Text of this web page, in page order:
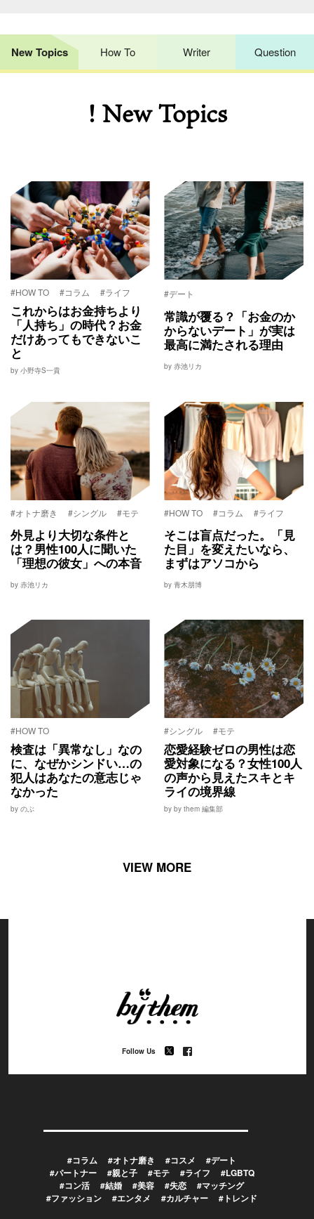
New Topics How To Writer Question
! New Topics
#HOW TO #コラム #ライフ
これからはお金持ちより
「人持ち」の時代？お金
だけあってもできないこ
と
by 小野寺S一貴
#デート
常識が覆る？「お金のか
からないデート」が実は
最高に満たされる理由
by 赤池リカ
#オトナ磨き #シングル #モテ
外見より大切な条件と
は？男性100人に聞いた
「理想の彼女」への本音
by 赤池リカ
#HOW TO #コラム #ライフ
そこは盲点だった。「見
た目」を変えたいなら、
まずはアソコから
by 青木朋博
#HOW TO
検査は「異常なし」なの
に、なぜかシンドい…の
犯人はあなたの意志じゃ
なかった
by のぶ
#シングル #モテ
恋愛経験ゼロの男性は恋
愛対象になる？女性100人
の声から見えたスキとキ
ライの境界線
by by them 編集部
VIEW MORE
Follow Us
#コラム #オトナ磨き #コスメ
#デート
#パートナー
#親と子 #モテ #ライフ
#LGBTQ
#コン活
#結婚 #美容 #失恋
#マッチング
#ファッション
#エンタメ #カルチャー #トレンド